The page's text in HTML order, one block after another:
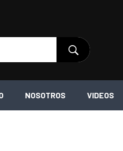
NOSOTROS VIDEOS